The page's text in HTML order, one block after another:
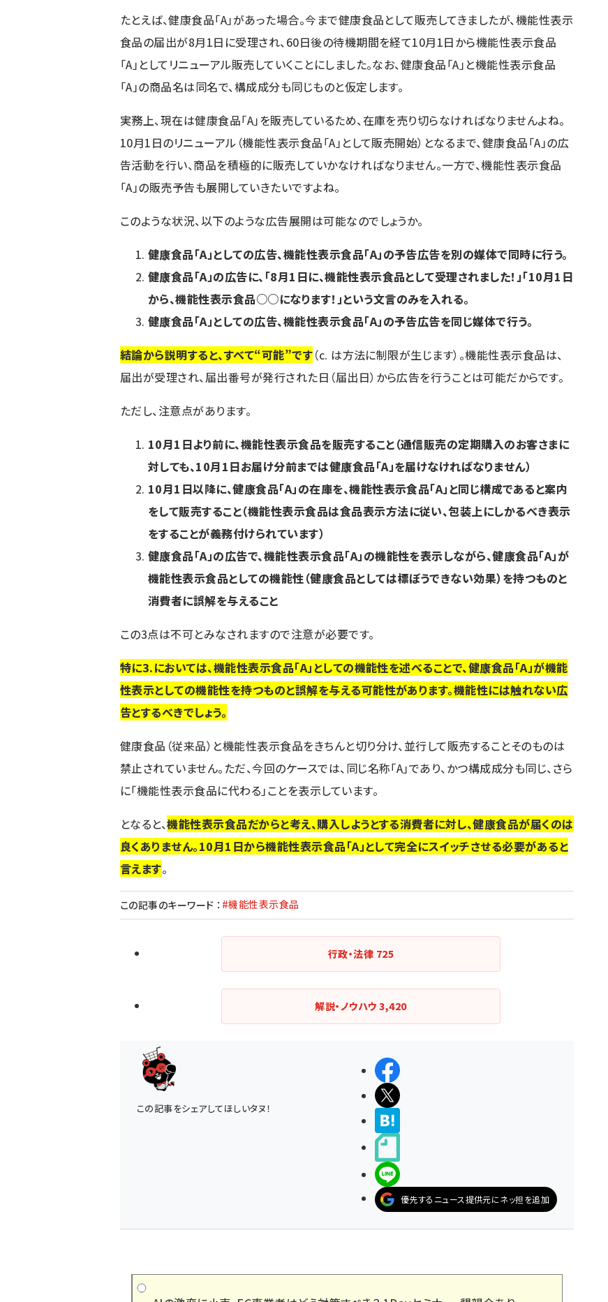
たとえば、健康食品「A」があった場合。今まで健康食品として販売してきましたが、機能性表示
食品の届出が8月1日に受理され、60日後の待機期間を経て10月1日から機能性表示食品
「A」としてリニューアル販売していくことにしました。なお、健康食品「A」と機能性表示食品
「A」の商品名は同名で、構成成分も同じものと仮定します。
実務上、現在は健康食品「A」を販売しているため、在庫を売り切らなければなりませんよね。
10月1日のリニューアル（機能性表示食品「A」として販売開始）となるまで、健康食品「A」の広
告活動を行い、商品を積極的に販売していかなければなりません。一方で、機能性表示食品
「A」の販売予告も展開していきたいですよね。
このような状況、以下のような広告展開は可能なのでしょうか。
健康食品「A」としての広告、機能性表示食品「A」の予告広告を別の媒体で同時に行う。
健康食品「A」の広告に、「8月1日に、機能性表示食品として受理されました！」「10月1日
から、機能性表示食品○○になります！」という文言のみを入れる。
健康食品「A」としての広告、機能性表示食品「A」の予告広告を同じ媒体で行う。
結論から説明すると、すべて“可能”です（c. は方法に制限が生じます）。機能性表示食品は、
届出が受理され、届出番号が発行された日（届出日）から広告を行うことは可能だからです。
ただし、注意点があります。
10月1日より前に、機能性表示食品を販売すること（通信販売の定期購入のお客さまに
対しても、10月1日お届け分前までは健康食品「A」を届けなければなりません）
10月1日以降に、健康食品「A」の在庫を、機能性表示食品「A」と同じ構成であると案内
をして販売すること（機能性表示食品は食品表示方法に従い、包装上にしかるべき表示
をすることが義務付けられています）
健康食品「A」の広告で、機能性表示食品「A」の機能性を表示しながら、健康食品「A」が
機能性表示食品としての機能性（健康食品としては標ぼうできない効果）を持つものと
消費者に誤解を与えること
この3点は不可とみなされますので注意が必要です。
特に3.においては、機能性表示食品「A」としての機能性を述べることで、健康食品「A」が機能
性表示としての機能性を持つものと誤解を与える可能性があります。機能性には触れない広
告とするべきでしょう。
健康食品（従来品）と機能性表示食品をきちんと切り分け、並行して販売することそのものは
禁止されていません。ただ、今回のケースでは、同じ名称「A」であり、かつ構成成分も同じ、さら
に「機能性表示食品に代わる」ことを表示しています。
となると、機能性表示食品だからと考え、購入しようとする消費者に対し、健康食品が届くのは
良くありません。10月1日から機能性表示食品「A」として完全にスイッチさせる必要があると
言えます。
この記事のキーワード ： #機能性表示食品
行政・法律 725
解説・ノウハウ3,420
この記事をシェアしてほしいタヌ！
優先するニュース提供元にネッ担を追加